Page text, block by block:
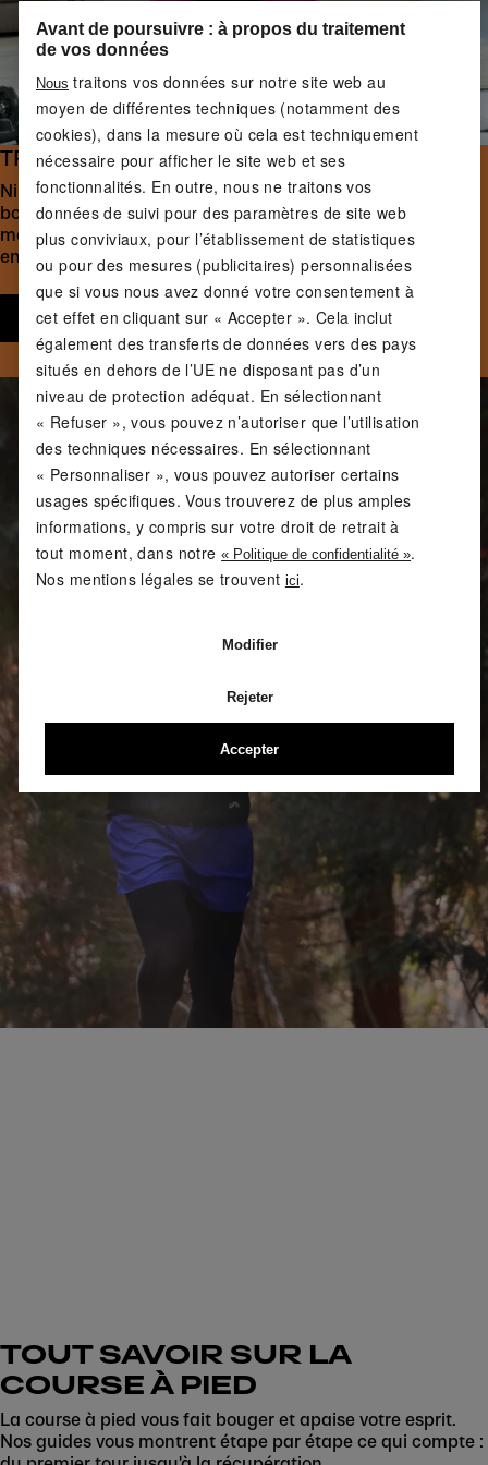
TROUVEZ VOS POIDS IDÉAUX
Ni trop, ni trop peu : un entraînement efficace nécessite la
bonne intensité. Notre experte en fitness Linda vous
montre comment trouver le poids adapté à votre
entraînement.
Commencez dès maintenant
TOUT SAVOIR SUR LA
COURSE À PIED
La course à pied vous fait bouger et apaise votre esprit.
Nos guides vous montrent étape par étape ce qui compte :
Avant de poursuivre : à propos du traitement
de vos données
Nous traitons vos données sur notre site web au
moyen de différentes techniques (notamment des
cookies), dans la mesure où cela est techniquement
nécessaire pour afficher le site web et ses
fonctionnalités. En outre, nous ne traitons vos
données de suivi pour des paramètres de site web
plus conviviaux, pour l’établissement de statistiques
ou pour des mesures (publicitaires) personnalisées
que si vous nous avez donné votre consentement à
cet effet en cliquant sur « Accepter ». Cela inclut
également des transferts de données vers des pays
situés en dehors de l’UE ne disposant pas d’un
niveau de protection adéquat. En sélectionnant
« Refuser », vous pouvez n’autoriser que l’utilisation
des techniques nécessaires. En sélectionnant
« Personnaliser », vous pouvez autoriser certains
usages spécifiques. Vous trouverez de plus amples
informations, y compris sur votre droit de retrait à
tout moment, dans notre« Politique de confidentialité ».
Nos mentions légales se trouvent ici.
Modifier
Rejeter
Accepter